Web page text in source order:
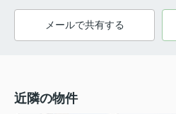
メールで共有する
近隣の物件